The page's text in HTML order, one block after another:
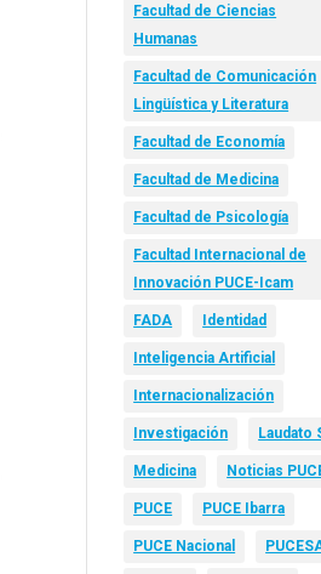
Facultad de Ciencias
Humanas
Facultad de Comunicación
Lingüística y Literatura
Facultad de Economía
Facultad de Medicina
Facultad de Psicología
Facultad Internacional de
Innovación PUCE-Icam
FADA Identidad
Inteligencia Artificial
Internacionalización
Investigación Laudato
Medicina Noticias
PUCE PUCE Ibarra
PUCE Nacional